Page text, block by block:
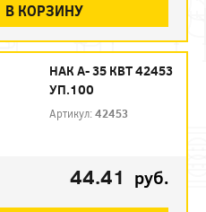
В КОРЗИНУ
НАК А- 35 КВТ 42453
УП.100
Артикул:42453
44.41 руб.